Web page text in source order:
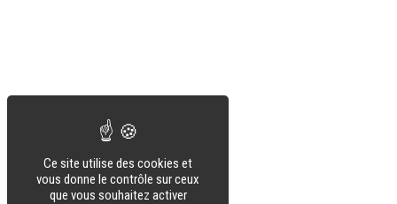
Ce site utilise des cookies et
vous donne le contrôle sur ceux
que vous souhaitez activer